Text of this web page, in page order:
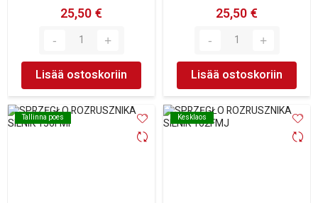
25,50 €
Lisää ostoskoriin
25,50 €
Lisää ostoskoriin
Tallinna poes
Tallinna poes Kesklaos
Kesklaos